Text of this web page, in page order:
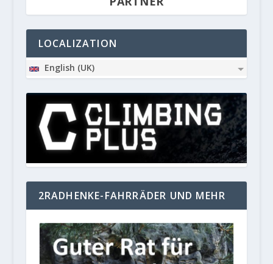
LOCALIZATION
English (UK)
2RADHENKE-FAHRRÄDER UND MEHR